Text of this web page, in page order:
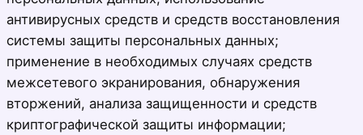
антивирусных средств и средств восстановления
системы защиты персональных данных;
применение в необходимых случаях средств
межсетевого экранирования, обнаружения
вторжений, анализа защищенности и средств
криптографической защиты информации;